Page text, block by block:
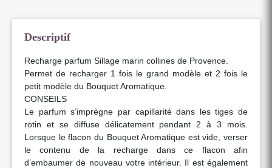
Descriptif
Recharge parfum Sillage marin collines de Provence.
Permet de recharger 1 fois le grand modèle et 2 fois le
petit modèle du Bouquet Aromatique.
CONSEILS
Le parfum s’imprègne par capillarité dans les tiges de
rotin et se diffuse délicatement pendant 2 à 3 mois.
Lorsque le flacon du Bouquet Aromatique est vide, verser
le contenu de la recharge dans ce flacon afin
d’embaumer de nouveau votre intérieur. Il est également